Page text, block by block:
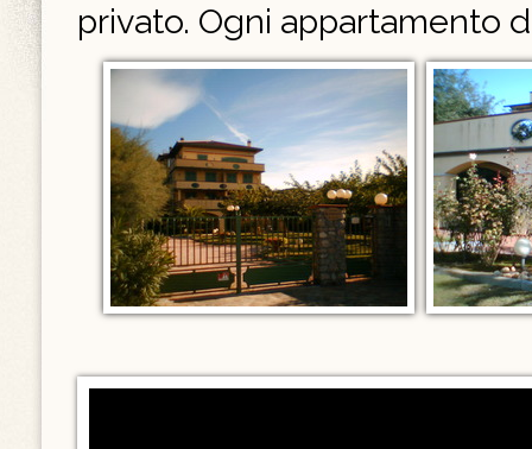
privato. Ogni appartamento